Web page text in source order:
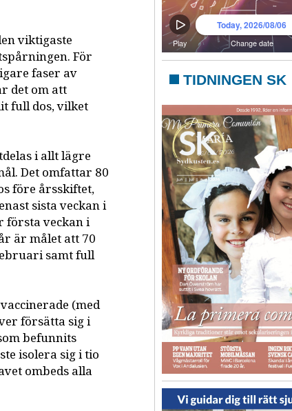
viktigaste
För
faser av
det om att
full dos, vilket
i allt lägre
Det omfattar 80
före årsskiftet,
sista veckan i
första veckan i
är målet att 70
samt full
(med
försätta sig i
befunnits
isolera sig i tio
ombeds alla
TIDNINGEN SK